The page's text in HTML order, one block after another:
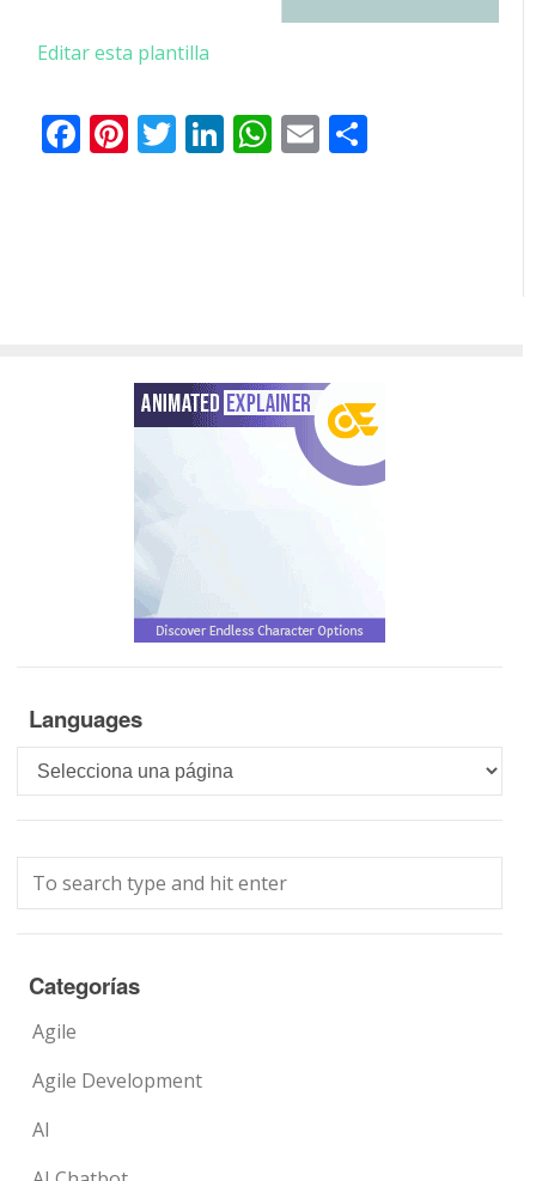
Editar esta plantilla
Facebook
Pinterest
Twitter
LinkedIn
WhatsApp
Email
Languages
Languages
Categorías
Agile
Agile Development
AI